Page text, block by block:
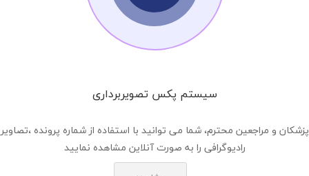
سیستم پکس تصویربرداری
پزشکان و مراجعین محترم، شما می توانید با استفاده از شماره پرونده ،تصاویر
رادیوگرافی را به صورت آنلاین مشاهده نمایید